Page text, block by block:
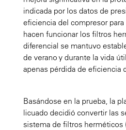
indicada por los datos de
eficiencia del compresor
hacen funcionar los filtros
diferencial se mantuvo
de verano y durante la vida
apenas pérdida de eficiencia
Basándose en la prueba, la
licuado decidió convertir las
sistema de filtros herméticos